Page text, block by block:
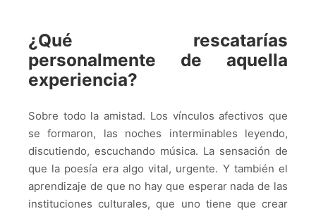
¿Qué rescatarías
personalmente de aquella
experiencia?
Sobre todo la amistad. Los vínculos afectivos que
se formaron, las noches interminables leyendo,
discutiendo, escuchando música. La sensación de
que la poesía era algo vital, urgente. Y también el
aprendizaje de que no hay que esperar nada de las
instituciones culturales, que uno tiene que crear